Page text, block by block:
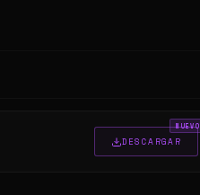
NUEVO
DESCARGAR